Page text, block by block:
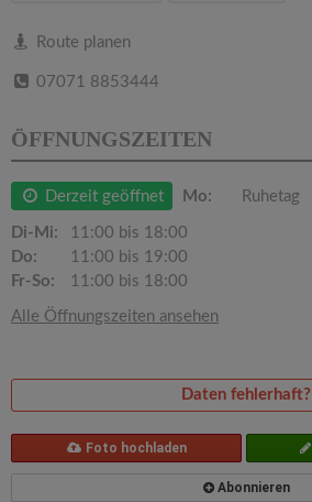
Route planen
07071 8853444
ÖFFNUNGSZEITEN
Derzeit geöffnet Mo: Ruhetag
Di-Mi:
11:00 bis 18:00
Do:
11:00 bis 19:00
Fr-So:
11:00 bis 18:00
Alle Öffnungszeiten ansehen
Daten fehlerhaft?
Foto hochladen
Abonnieren
g
a
t
o
n